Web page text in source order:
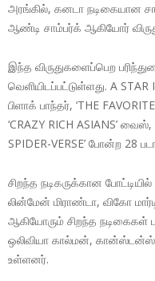
அரங்கில், கனடா நடிகையான
ஆண்டி சாம்பர்க் ஆகியோர்
இந்த விருதுகளைப்பெற
வெளியிடப்பட்டுள்ளது. A STAR
பிளாக் பாந்தர், ‘THE
‘CRAZY RICH ASIANS’
SPIDER-VERSE’ போன்ற 28
சிறந்த நடிகருக்கான
லின்மேன் மிராண்டா, விகோ
ஆகியோரும் சிறந்த நடிகைகள்
ஒலிவியா கால்மன், கான்ஸ்டன்ஸ்
உள்ளனர்.